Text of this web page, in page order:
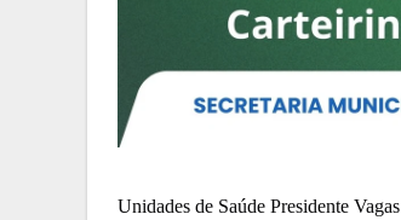
Unidades de Saúde Presidente Vagas